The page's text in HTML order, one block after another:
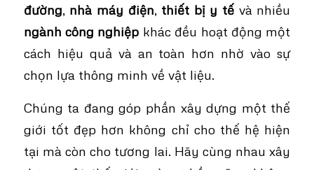
đường, nhà máy điện, thiết bị y tế và nhiều
ngành công nghiệp khác đều hoạt động một
cách hiệu quả và an toàn hơn nhờ vào sự
chọn lựa thông minh về vật liệu.
Chúng ta đang góp phần xây dựng một thế
giới tốt đẹp hơn không chỉ cho thế hệ hiện
tại mà còn cho tương lai. Hãy cùng nhau xây